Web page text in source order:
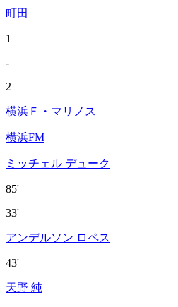
町田
1
-
2
横浜Ｆ・マリノス
横浜FM
ミッチェル デューク
85'
33'
アンデルソン ロペス
43'
天野 純